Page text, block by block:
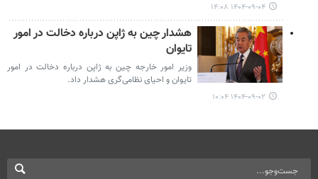
۱۴۰۴-۰۹-۰۴ ۱۴:۰۸
هشدار چین به ژاپن درباره دخالت در امور
تایوان
وزیر امور خارجه چین به ژاپن درباره دخالت در امور
تایوان و احیای نظامی‌گری هشدار داد.
۱۴۰۴-۰۹-۰۲ ۱۰:۰۴